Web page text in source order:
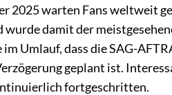
2025 warten Fans weltweit
damit der
Umlauf, dass die SAG-
geplant ist.
fortgeschritten.